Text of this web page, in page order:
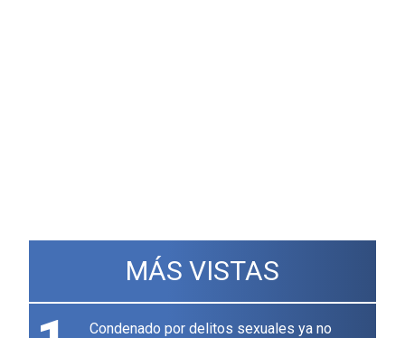
MÁS VISTAS
Condenado por delitos sexuales ya no